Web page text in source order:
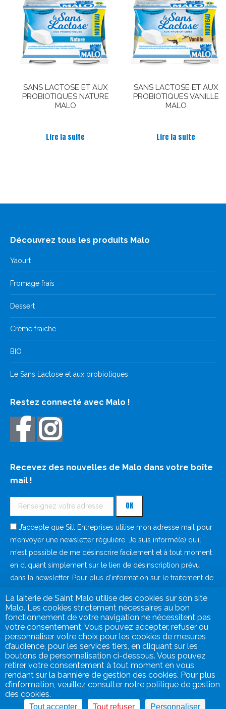
La laiterie de Saint Malo utilise des cookies sur son site
Malo. Les cookies strictement nécessaires au bon
fonctionnement de votre navigation ne nécessitent pas
votre consentement. Vous pouvez accepter, refuser ou
personnaliser votre choix pour les cookies de mesures
d’audience, pour les services tiers, en cliquant sur les
boutons de personnalisation ci-dessous. Vous pouvez
retirer votre consentement à tout moment en vous
rendant sur la bannière de gestion des cookies. Pour plus
d’information, veuillez consulter notre politique de gestion
des cookies.
Tout accepter Tout refuser Personnaliser
SANS LACTOSE ET AUX
PROBIOTIQUES NATURE
MALO
sur 5
Lire la suite
SANS LACTOSE ET AUX
PROBIOTIQUES VANILLE
MALO
sur 5
Lire la suite
Découvrez tous les produits Malo
Yaourt
Fromage frais
Dessert
Crème fraiche
BIO
Le Sans Lactose et aux probiotiques
Restez connecté avec Malo !
Recevez des nouvelles de Malo dans votre boîte
mail !
J’accepte que Sill Entreprises utilise mon adresse mail pour
m’envoyer une newsletter régulière. Je suis informé(e) qu’il
m’est possible de me désinscrire facilement et à tout moment
en cliquant simplement sur le lien de désinscription prévu
dans la newsletter. Pour plus d’information sur le traitement de
de protection des données.
Mentions légales